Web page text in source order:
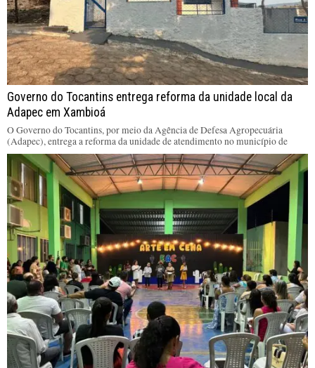
Governo do Tocantins entrega reforma da unidade local da
Adapec em Xambioá
O Governo do Tocantins, por meio da Agência de Defesa Agropecuária
(Adapec), entrega a reforma da unidade de atendimento no município de